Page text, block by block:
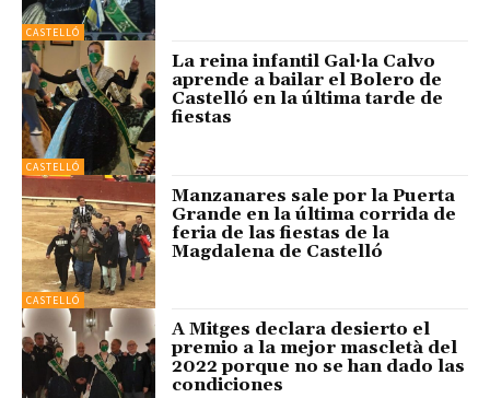
CASTELLÓ
CASTELLÓ
La reina infantil Gal·la Calvo
aprende a bailar el Bolero de
Castelló en la última tarde de
fiestas
CASTELLÓ
Manzanares sale por la Puerta
Grande en la última corrida de
feria de las fiestas de la
Magdalena de Castelló
A Mitges declara desierto el
premio a la mejor mascletà del
2022 porque no se han dado las
condiciones